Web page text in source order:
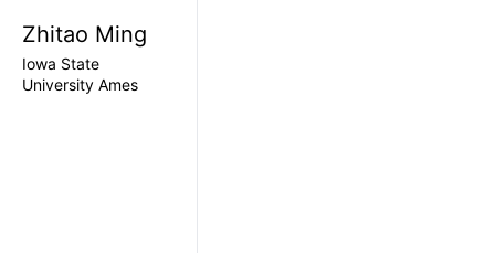
Zhitao Ming
Iowa State
University Ames